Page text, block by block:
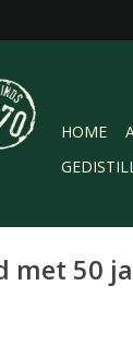
HOME
met 50